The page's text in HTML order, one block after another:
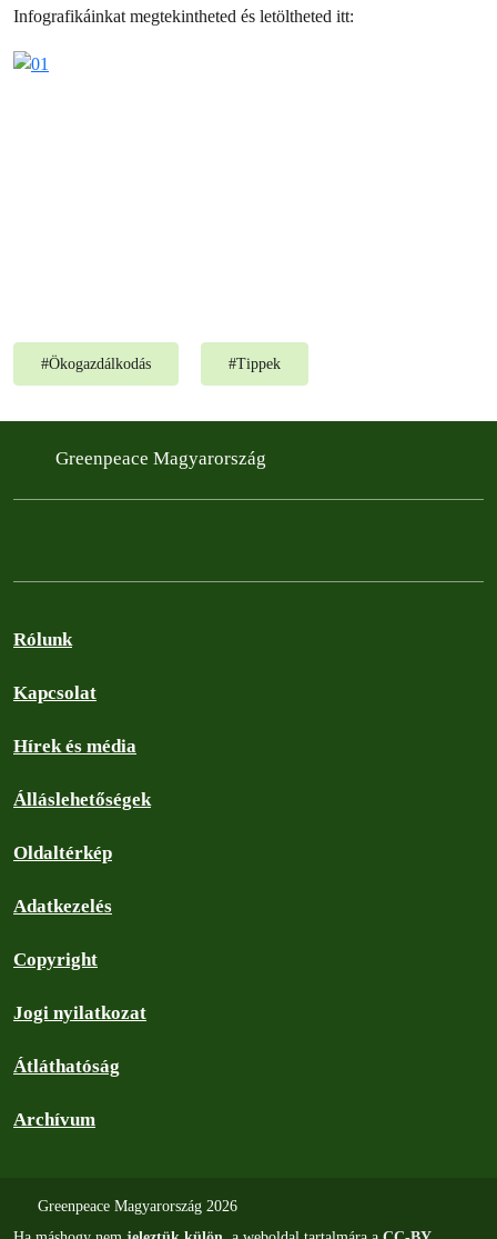
Infografikáinkat megtekintheted és letöltheted itt:
#Ökogazdálkodás #Tippek
Greenpeace Magyarország
Rólunk
Kapcsolat
Hírek és média
Álláslehetőségek
Oldaltérkép
Adatkezelés
Copyright
Jogi nyilatkozat
Átláthatóság
Archívum
Greenpeace Magyarország 2026